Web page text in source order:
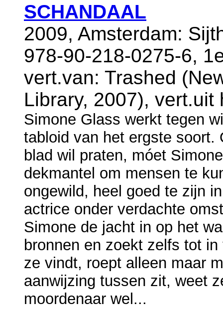
SCHANDAAL
2009, Amsterdam:
978-90-218-0275-6,
vert.van: Trashed
Library, 2007),
Simone Glass werkt tegen
tabloid van het ergste soort.
blad wil praten, móet
dekmantel om mensen te
ongewild, heel goed te zijn
actrice onder verdachte
Simone de jacht in op het
bronnen en zoekt zelfs tot
ze vindt, roept alleen maar
aanwijzing tussen zit, weet
moordenaar wel...